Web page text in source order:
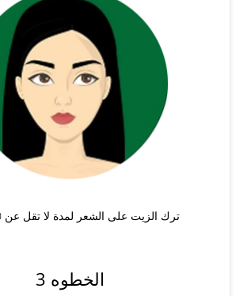
ترك الزيت على الشعر لمدة لا تقل عن 20 دقيقة
الخطوه 3